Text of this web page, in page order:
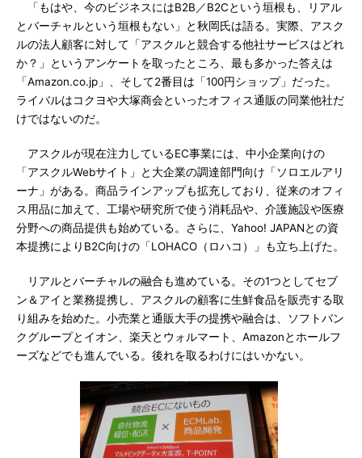
「もはや、今のビジネスにはB2B／B2Cという垣根も、リアル
とバーチャルという垣根もない」と秋岡氏は語る。実際、アスク
ルの法人顧客に対して「アスクルと競合する他社サービスはどれ
か？」というアンケートを取ったところ、最も多かった答えは
「Amazon.co.jp」、そして2番目は「100円ショップ」だった。
ライバルはコクヨや大塚商会といったオフィス通販の同業他社だ
けではないのだ。
アスクルが現在注力しているEC事業には、中小企業向けの
「アスクルWebサイト」と大企業の調達部門向け「ソロエルアリ
ーナ」がある。商品ラインアップも拡充しており、従来のオフィ
ス用品に加えて、工場や研究所で使う消耗品や、介護施設や医療
分野への商品提供も始めている。さらに、Yahoo! JAPANとの資
本提携によりB2C向けの「LOHACO（ロハコ）」も立ち上げた。
リアルとバーチャルの融合も進めている。その1つとしてセブ
ン＆アイと業務提携し、アスクルの顧客に生鮮食品を販売する取
り組みを始めた。小売業と通販大手の提携や融合は、ソフトバン
クグループとイオン、楽天とウォルマート、Amazonとホールフ
ーズなどでも進んでいる。後れを取るわけにはいかない。